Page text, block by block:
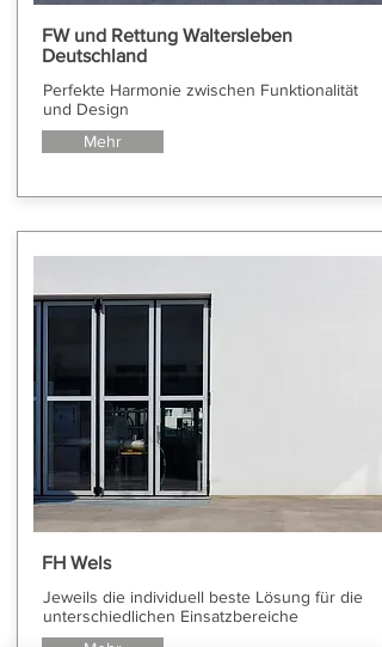
Perfekte Harmonie zwischen Funktionalität
und Design
FW und Rettung Waltersleben
Deutschland
Mehr
Jeweils die individuell beste Lösung für die
unterschiedlichen Einsatzbereiche
FH Wels